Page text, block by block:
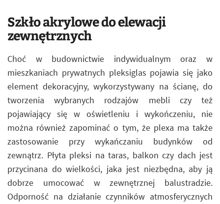
Szkło akrylowe do elewacji
zewnętrznych
Choć w budownictwie indywidualnym oraz w
mieszkaniach prywatnych pleksiglas pojawia się jako
element dekoracyjny, wykorzystywany na ścianę, do
tworzenia wybranych rodzajów mebli czy też
pojawiający się w oświetleniu i wykończeniu, nie
można również zapominać o tym, że plexa ma także
zastosowanie przy wykańczaniu budynków od
zewnątrz. Płyta pleksi na taras, balkon czy dach jest
przycinana do wielkości, jaka jest niezbędna, aby ją
dobrze umocować w zewnętrznej balustradzie.
Odporność na działanie czynników atmosferycznych